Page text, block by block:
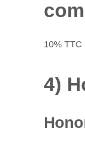
10% TTC
4)